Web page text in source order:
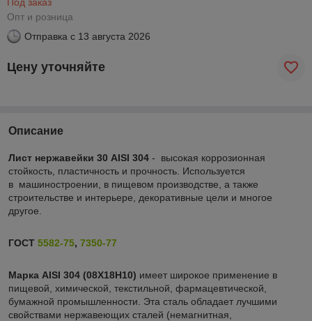
Опт и розница
Отправка с 13 августа 2026
Цену уточняйте
Описание
Лист нержавейки 30 AISI 304 - высокая коррозионная
стойкость, пластичность и прочность. Используется
в машиностроении, в пищевом производстве, а также
строительстве и интерьере, декоративные цели и многое
другое.
ГОСТ 5582-75, 7350-77
Марка AISI 304 (08Х18Н10) имеет широкое применение в
пищевой, химической, текстильной, фармацевтической,
бумажной промышленности. Эта сталь обладает лучшими
свойствами нержавеющих сталей (немагнитная,